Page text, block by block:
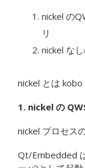
nickel の
リ
nickel な
nickel とは kobo
1. nickel の
nickel プロセス
Qt/Embedded